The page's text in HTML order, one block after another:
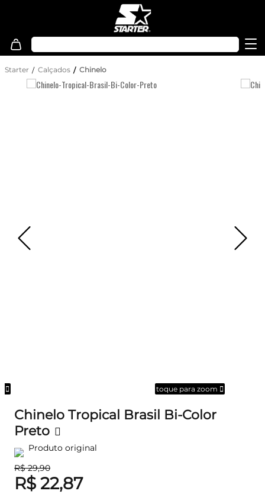
Starter Calçados Chinelo
toque para zoom
Chinelo Tropical Brasil Bi-Color
Preto
Produto original
R$ 29,90
R$ 22,87